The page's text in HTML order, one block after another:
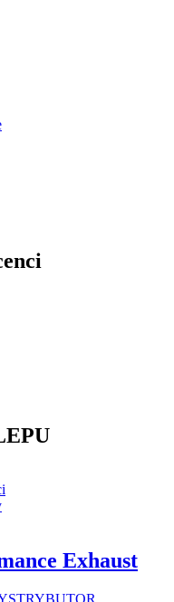
Exhaust